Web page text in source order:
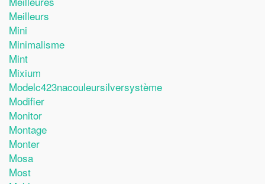
Meilleurs
Mini
Minimalisme
Mint
Mixium
Modelc423nacouleursilversystème
Modifier
Monitor
Montage
Monter
Mosa
Most